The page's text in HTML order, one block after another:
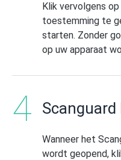
Klik vervolgens op
toestemming te
starten. Zonder
op uw apparaat
Scanguard
Wanneer het
wordt geopend,